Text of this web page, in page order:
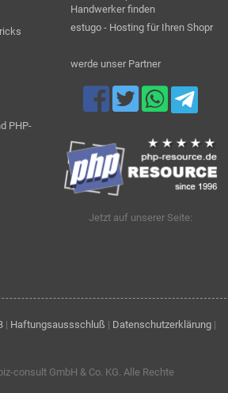
Handwerker finden
estugo - Hosting für Ihren Shopr
werde unser Partner
PHP-
Jetzt auf unserer Seite:
| Haftungsaussschluß | Datenschutzerklärung |
consult GmbH & Co. KG. Alle Rechte